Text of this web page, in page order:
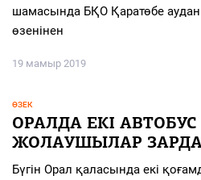
шамасында БҚО Қаратөбе
өзенінен
19 мамыр 2019
ӨЗЕК
ОРАЛДА ЕКІ АВТОБУС
ЖОЛАУШЫЛАР
Бүгін Орал қаласында екі